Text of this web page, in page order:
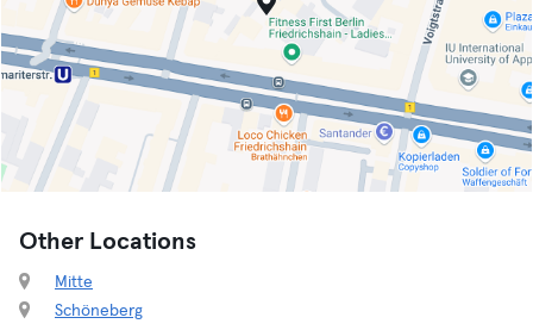
Other Locations
Mitte
Schöneberg